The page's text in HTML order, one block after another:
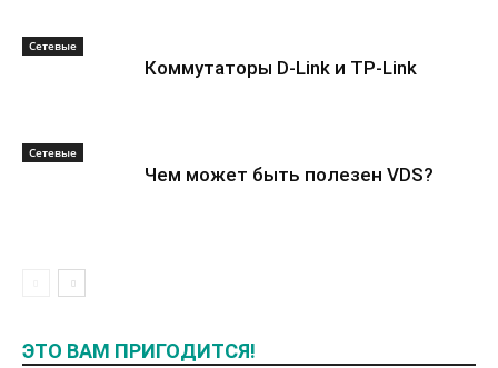
Сетевые
Коммутаторы D-Link и TP-Link
Сетевые
Чем может быть полезен VDS?
ЭТО ВАМ ПРИГОДИТСЯ!